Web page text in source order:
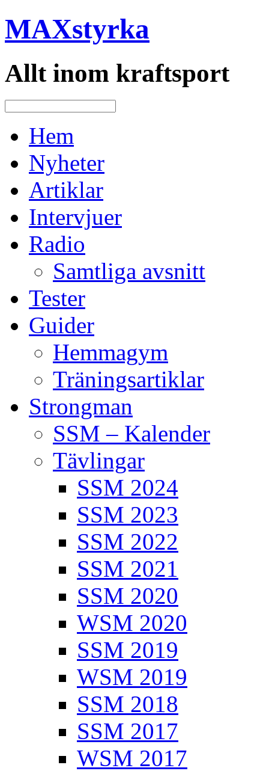
MAXstyrka
Allt inom kraftsport
Hem
Nyheter
Artiklar
Intervjuer
Radio
Samtliga avsnitt
Tester
Guider
Hemmagym
Träningsartiklar
Strongman
SSM – Kalender
Tävlingar
SSM 2024
SSM 2023
SSM 2022
SSM 2021
SSM 2020
WSM 2020
SSM 2019
WSM 2019
SSM 2018
SSM 2017
WSM 2017